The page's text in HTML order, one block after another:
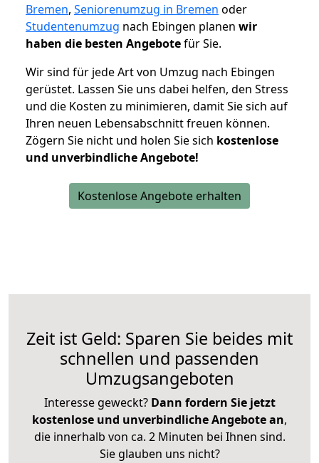
Bremen, Seniorenumzug in Bremen oder
Studentenumzug nach Ebingen planen wir
haben die besten Angebotefür Sie.
Wir sind für jede Art von Umzug nach Ebingen
gerüstet. Lassen Sie uns dabei helfen, den Stress
und die Kosten zu minimieren, damit Sie sich auf
Ihren neuen Lebensabschnitt freuen können.
Zögern Sie nicht und holen Sie sich kostenlose
und unverbindliche Angebote!
Kostenlose Angebote erhalten
Zeit ist Geld: Sparen Sie beides mit
schnellen und passenden
Umzugsangeboten
Interesse geweckt? Dann fordern Sie jetzt
kostenlose und unverbindliche Angebote an,
die innerhalb von ca. 2 Minuten bei Ihnen sind.
Sie glauben uns nicht?